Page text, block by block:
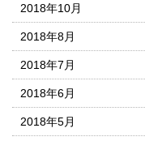
2018年10月
2018年8月
2018年7月
2018年6月
2018年5月